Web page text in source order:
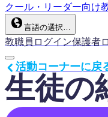
クール・リーダー向け
言語の選択…
教職員ログイン保護者
生徒の
活動コーナーに戻